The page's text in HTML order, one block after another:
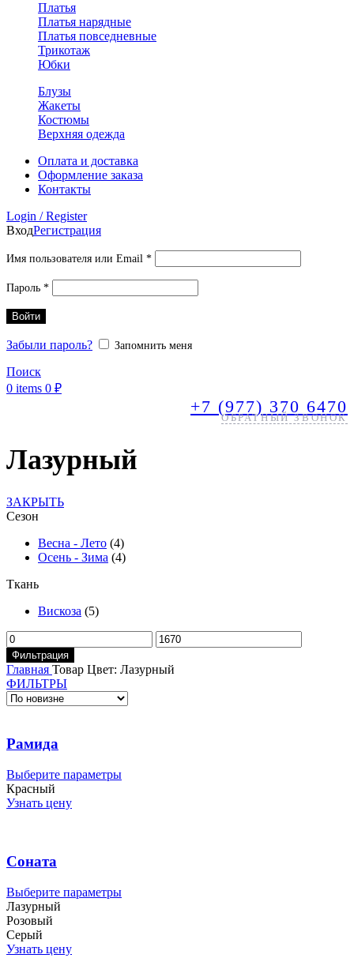
Платья
Платья нарядные
Платья повседневные
Трикотаж
Юбки
Блузы
Жакеты
Костюмы
Верхняя одежда
Оплата и доставка
Оформление заказа
Контакты
Login / Register
ВходРегистрация
Имя пользователя или Email *Обязательно
Пароль *Обязательно
Войти
Забыли пароль? Запомнить меня
Поиск
0 items 0 ₽
+7 (977) 370 6470
ОБРАТНЫЙ ЗВОНОК
Лазурный
ЗАКРЫТЬ
Сезон
Весна - Лето (4)
Осень - Зима (4)
Ткань
Вискоза (5)
Минимальная
цена
Максимальная
цена
Фильтрация
Главная Товар Цвет: Лазурный
ФИЛЬТРЫ
Рамида
Выберите параметрыЭтот
на
странице
Красный
Узнать цену
Соната
Выберите параметрыЭтот
Лазурный
Розовый
Серый
Узнать цену